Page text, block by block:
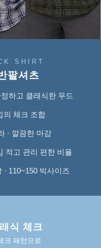
SHIRT
팔셔츠
하고 클래식한 무드
의 체크 조합
· 깔끔한 마감
적고 관리 편한 비율
· 110~150 빅사이즈
식 체크
크 패턴으로